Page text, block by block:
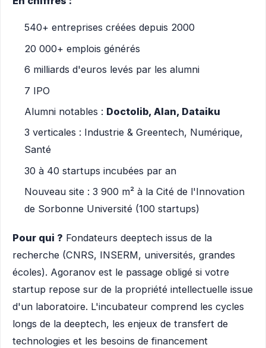
540+ entreprises créées depuis 2000
20 000+ emplois générés
6 milliards d'euros levés par les alumni
7 IPO
Alumni notables : Doctolib, Alan, Dataiku
3 verticales : Industrie & Greentech, Numérique,
Santé
30 à 40 startups incubées par an
Nouveau site : 3 900 m² à la Cité de l'Innovation
de Sorbonne Université (100 startups)
Pour qui ? Fondateurs deeptech issus de la
recherche (CNRS, INSERM, universités, grandes
écoles). Agoranov est le passage obligé si votre
startup repose sur de la propriété intellectuelle issue
d'un laboratoire. L'incubateur comprend les cycles
longs de la deeptech, les enjeux de transfert de
technologies et les besoins de financement